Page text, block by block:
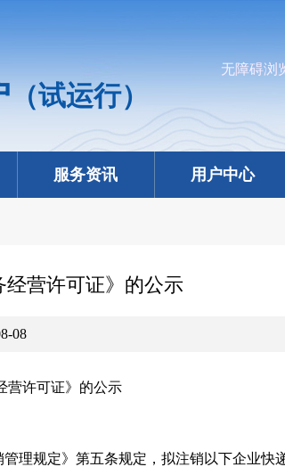
（试运行）
无障碍浏
服务资讯 用户中心
营许可证》的公示
08
营许可证》的公示
规定》第五条规定，拟注销以下企业快